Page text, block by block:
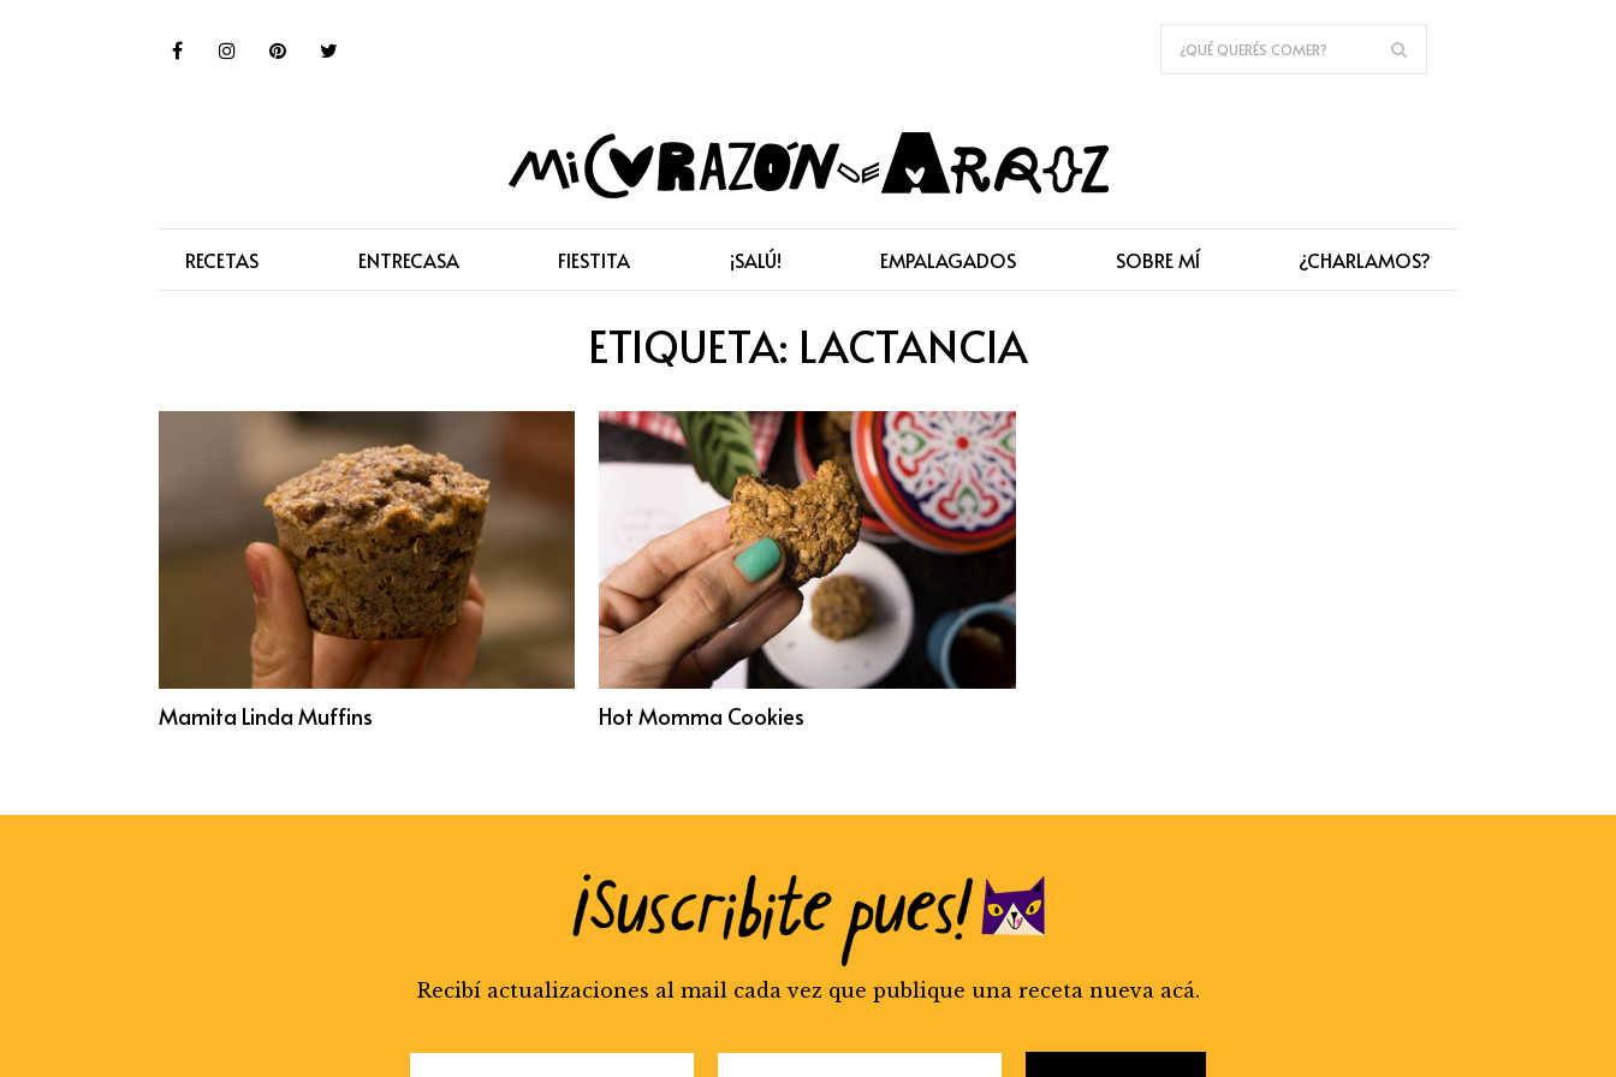
RECETAS ENTRECASA FIESTITA ¡SALÚ! EMPALAGADOS SOBRE MÍ ¿CHARLAMOS?
ETIQUETA: LACTANCIA
Mamita Linda Muffins Hot Momma Cookies
Recibí actualizaciones al mail cada vez que publique una receta nueva acá.